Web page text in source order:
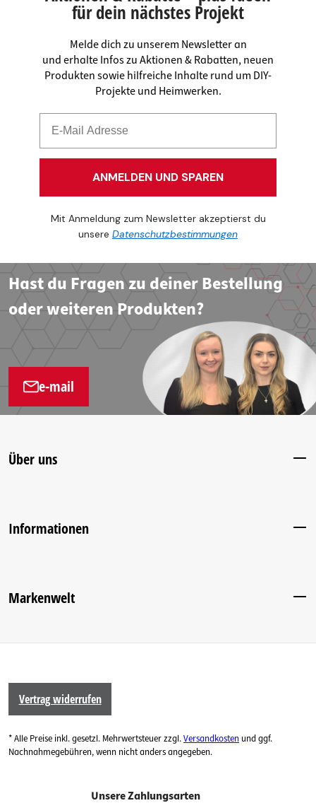
für dein nächstes Projekt
Melde dich zu unserem Newsletter an
und erhalte Infos zu Aktionen & Rabatten, neuen
Produkten sowie hilfreiche Inhalte rund um DIY-
Projekte und Heimwerken.
ANMELDEN UND SPAREN
Mit Anmeldung zum Newsletter akzeptierst du
unsere Datenschutzbestimmungen
Hast du Fragen zu deiner Bestellung
oder weiteren Produkten?
e-mail
Über uns
Informationen
Markenwelt
Vertrag widerrufen
* Alle Preise inkl. gesetzl. Mehrwertsteuer zzgl.Versandkosten und ggf.
Nachnahmegebühren, wenn nicht anders angegeben.
Unsere Zahlungsarten